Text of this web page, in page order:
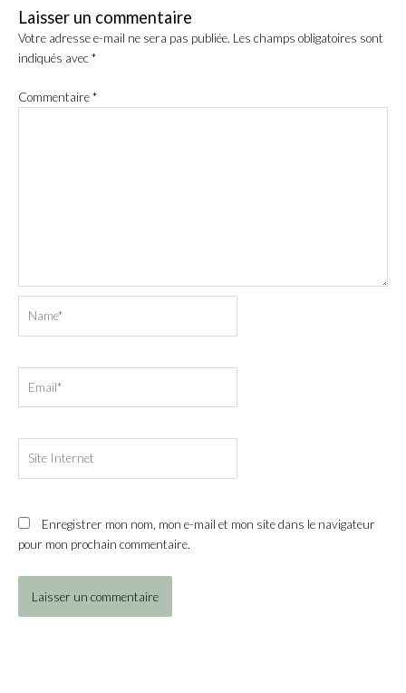
Laisser un commentaire
Votre adresse e-mail ne sera pas publiée. Les champs obligatoires sont
indiqués avec*
Commentaire*
Internet
Enregistrer mon nom, mon e-mail et mon site dans le navigateur
pour mon prochain commentaire.